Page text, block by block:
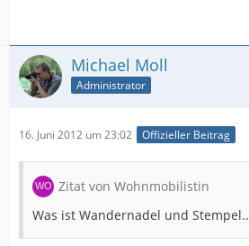
Michael Moll
Administrator
16. Juni 2012 um 23:02 Offizieller Beitrag
Zitat von Wohnmobilistin
Was ist Wandernadel und